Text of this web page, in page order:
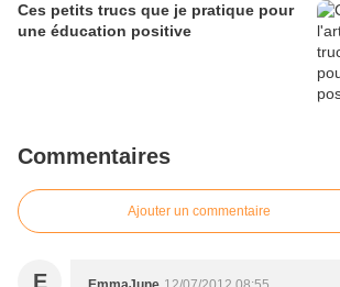
Ces petits trucs que je pratique pour
une éducation positive
Commentaires
Ajouter un commentaire
E